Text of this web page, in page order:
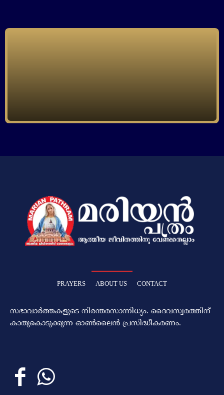
PRAYERS ABOUT US CONTACT
സഭാവാര്‍ത്തകളുടെ നിരന്തരസാന്നിധ്യം. ദൈവസ്വരത്തിന്‌
കാതുകൊടുക്കുന്ന ഓണ്‍ലൈന്‍ പ്രസിദ്ധീകരണം.